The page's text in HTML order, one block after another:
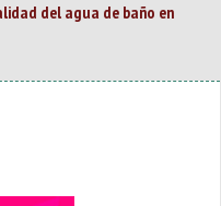
del agua de baño en